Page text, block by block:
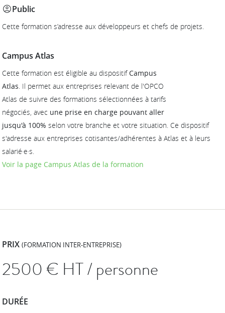
Public
Cette formation s’adresse aux développeurs et chefs de projets.
Campus Atlas
Cette formation est éligible au dispositifCampus
Atlas . Il permet aux entreprises relevant de l'OPCO
Atlas de suivre des formations sélectionnées à tarifs
négociés, avec une prise en charge pouvant aller
jusqu'à 100% selon votre branche et votre situation. Ce dispositif
s'adresse aux entreprises cotisantes/adhérentes à Atlas et à leurs
salarié·e·s.
Voir la page Campus Atlas de la formation
PRIX(FORMATION INTER-ENTREPRISE)
2500€ HT / personne
DURÉE